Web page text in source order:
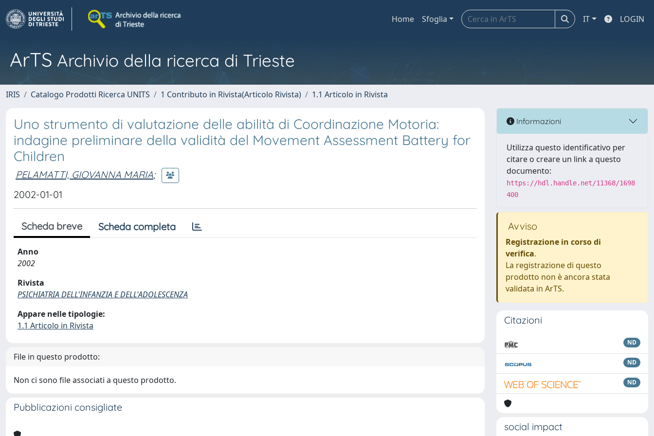
Home Sfoglia IT LOGIN
ArTS Archivio della ricerca di Trieste
IRIS Catalogo Prodotti Ricerca UNITS 1 Contributo in Rivista(Articolo Rivista) 1.1 Articolo in Rivista
Uno strumento di valutazione delle abilità di Coordinazione Motoria:
indagine preliminare della validità del Movement Assessment Battery for
Children
PELAMATTI, GIOVANNA MARIA;
2002-01-01
Scheda breve Scheda completa
Anno
2002
Rivista
PSICHIATRIA DELL'INFANZIA E DELL'ADOLESCENZA
Appare nelle tipologie:
1.1 Articolo in Rivista
File in questo prodotto:
Non ci sono file associati a questo prodotto.
Pubblicazioni consigliate
Informazioni
Utilizza questo identificativo per
citare o creare un link a questo
documento:
https://hdl.handle.net/11368/1698
400
Avviso
Registrazione in corso di
verifica.
La registrazione di questo
prodotto non è ancora stata
validata in ArTS.
Citazioni
ND
ND
ND
social impact